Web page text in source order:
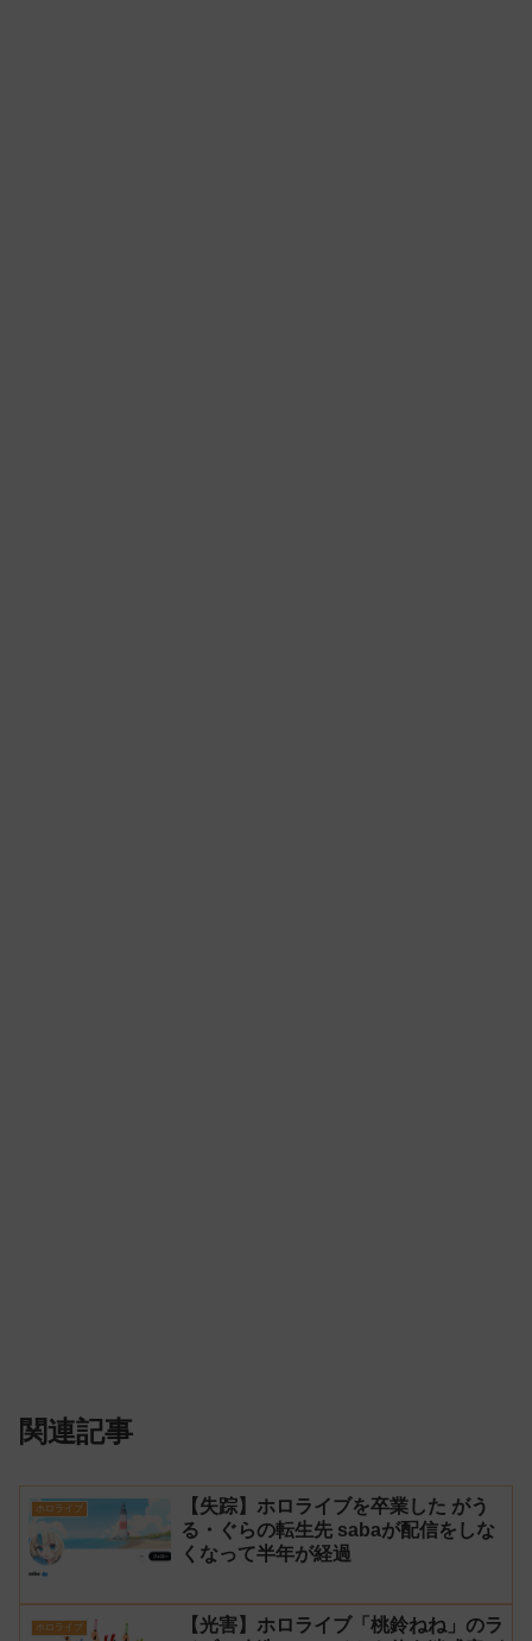
関連記事
ホロライブ
【失踪】ホロライブを卒業した がう
る・ぐらの転生先 sabaが配信をしな
くなって半年が経過
ホロライブ
【光害】ホロライブ「桃鈴ねね」のラ